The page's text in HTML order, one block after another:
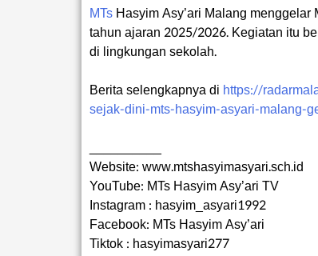
MTsHasyim Asy’ari Malang menggelar
tahun ajaran 2025/2026. Kegiatan itu
di lingkungan sekolah.
Berita selengkapnya di https://
sejak-dini-mts-hasyim-asyari-malang-
__________
Website: www.mtshasyimasyari.sch.id
YouTube: MTs Hasyim Asy’ari TV
Instagram : hasyim_asyari1992
Facebook: MTs Hasyim Asy’ari
Tiktok : hasyimasyari277